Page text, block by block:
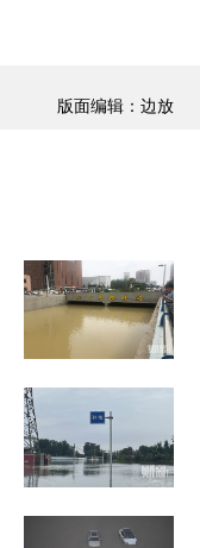
版面编辑：边放